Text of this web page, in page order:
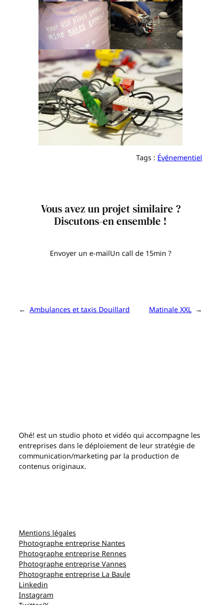
Tags : Événementiel
Vous avez un projet similaire ?
Discutons-en ensemble !
Envoyer un e-mailUn call de 15min ?
← Ambulances et taxis Douillard Matinale XXL →
Ohé! est un studio photo et vidéo qui accompagne les
entreprises dans le déploiement de leur stratégie de
communication/marketing par la production de
contenus originaux.
Mentions légales
Photographe entreprise Nantes
Photographe entreprise Rennes
Photographe entreprise Vannes
Photographe entreprise La Baule
Linkedin
Instagram